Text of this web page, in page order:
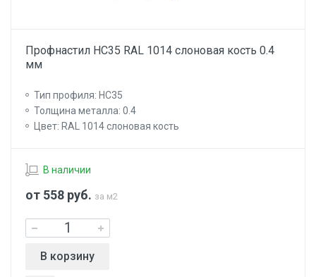
Профнастил НС35 RAL 1014 слоновая кость 0.4
мм
Тип профиля: НС35
Толщина металла: 0.4
Цвет: RAL 1014 слоновая кость
В наличии
от 558 руб. за м2
В корзину